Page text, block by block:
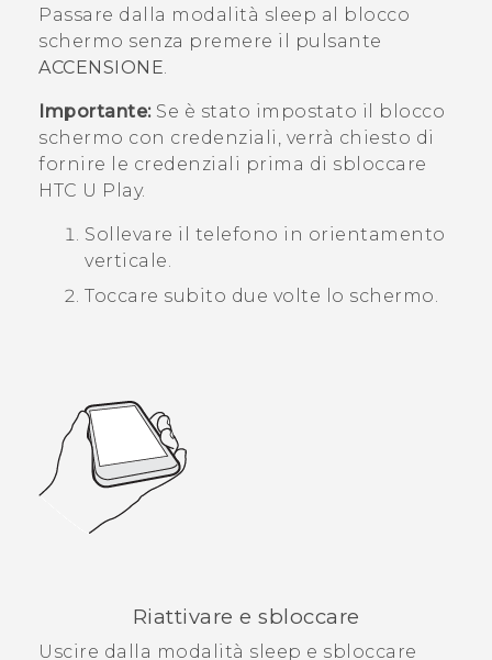
Passare dalla modalità sleep al blocco
schermo senza premere il pulsante
ACCENSIONE
Importante:Se è stato impostato il blocco
schermo con credenziali, verrà chiesto di
fornire le credenziali prima di sbloccare
HTC U Play.
Sollevare il telefono in orientamento
verticale.
Toccare subito due volte lo schermo.
Riattivare e sbloccare
Uscire dalla modalità sleep e sbloccare